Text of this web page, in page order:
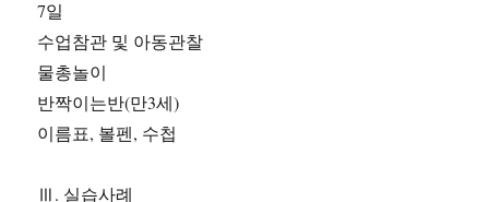
7일
수업참관 및 아동관찰
물총놀이
반짝이는반(만3세)
이름표, 볼펜, 수첩
Ⅲ. 실습사례